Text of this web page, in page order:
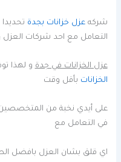
شركهعزل خزانات بجدة
التعامل مع احد شركات
عزل الخزانات في جدةو لهذا
الخزانات بأقل وقت
على أيدي نخبة من المتخصصين
في التعامل مع
اي قلق بشان العزل بافضل